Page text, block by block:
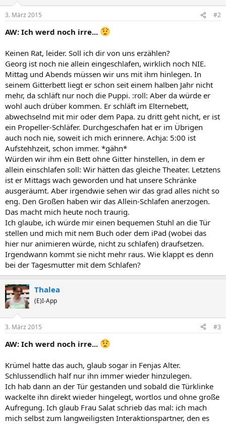
3. März 2015 #2
AW: Ich werd noch irre...
Keinen Rat, leider. Soll ich dir von uns erzählen?
Georg ist noch nie allein eingeschlafen, wirklich noch NIE.
Mittag und Abends müssen wir uns mit ihm hinlegen. In
seinem Gitterbett liegt er schon seit einem halben Jahr nicht
mehr, da schläft nur noch die Puppi. :roll: Aber da würde er
wohl auch drüber kommen. Er schläft im Elternebett,
abwechselnd mit mir oder dem Papa. zu dritt geht nicht, er ist
ein Propeller-Schläfer. Durchgeschafen hat er im Übrigen
auch noch nie, soweit ich mich erinnere. Achja: 5:00 ist
Aufstehhzeit, schon immer. *gähn*
Würden wir ihm ein Bett ohne Gitter hinstellen, in dem er
allein einschlafen soll: Wir hätten das gleiche Theater. Letztens
ist er Mittags wach geworden und hat unsere Schränke
ausgeräumt. Aber irgendwie sehen wir das grad alles nicht so
eng. Den Großen haben wir das Allein-Schlafen anerzogen.
Das macht mich heute noch traurig.
Ich glaube, ich würde mir einen bequemen Stuhl an die Tür
stellen und mich mit nem Buch oder dem iPad (wobei das
hier nur animieren würde, nicht zu schlafen) draufsetzen.
Irgendwann kommt sie nicht mehr raus. Wie klappt es denn
bei der Tagesmutter mit dem Schlafen?
Thalea
(E)I-App
3. März 2015 #3
AW: Ich werd noch irre...
Krümel hatte das auch, glaub sogar in Fenjas Alter.
Schlussendlich half nur ihn immer wieder hinzulegen.
Ich hab dann an der Tür gestanden und sobald die Türklinke
wackelte ihn direkt wieder hingelegt, wortlos und ohne große
Aufregung. Ich glaub Frau Salat schrieb das mal: ich mach
mich selbst zum langweiligsten Interaktionspartner, den es